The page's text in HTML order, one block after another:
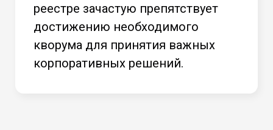
реестре зачастую препятствует
достижению необходимого
кворума для принятия важных
корпоративных решений.